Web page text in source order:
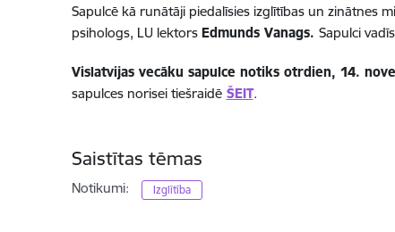
Sapulcē kā runātāji piedalīsies izglītības un zinātnes
psihologs, LU lektors Edmunds Vanags. Sapulci vadīs
Vislatvijas vecāku sapulce notiks otrdien, 14.
sapulces norisei tiešraidē ŠEIT.
Saistītas tēmas
Notikumi: Izglītība